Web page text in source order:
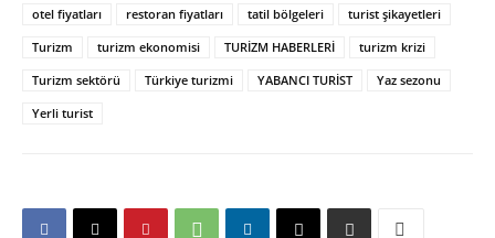
otel fiyatları
restoran fiyatları tatil bölgeleri
turist şikayetleri
Turizm
turizm ekonomisi TURİZM HABERLERİ
turizm krizi
Turizm sektörü
Türkiye turizmi YABANCI TURİST
Yaz sezonu
Yerli turist